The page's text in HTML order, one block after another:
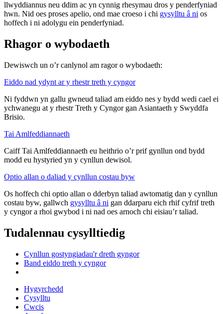
llwyddiannus neu ddim ac yn cynnig rhesymau dros y penderfyniad
hwn. Nid oes proses apelio, ond mae croeso i chi gysylltu â ni os
hoffech i ni adolygu ein penderfyniad.
Rhagor o wybodaeth
Dewiswch un o’r canlynol am ragor o wybodaeth:
Eiddo nad ydynt ar y rhestr treth y cyngor
Ni fyddwn yn gallu gwneud taliad am eiddo nes y bydd wedi cael ei
ychwanegu at y rhestr Treth y Cyngor gan Asiantaeth y Swyddfa
Brisio.
Tai Amlfeddiannaeth
Caiff Tai Amlfeddiannaeth eu heithrio o’r prif gynllun ond bydd
modd eu hystyried yn y cynllun dewisol.
Optio allan o daliad y cynllun costau byw
Os hoffech chi optio allan o dderbyn taliad awtomatig dan y cynllun
costau byw, gallwch gysylltu â ni gan ddarparu eich rhif cyfrif treth
y cyngor a rhoi gwybod i ni nad oes arnoch chi eisiau’r taliad.
Tudalennau cysylltiedig
Cynllun gostyngiadau'r dreth gyngor
Band eiddo treth y cyngor
Hygyrchedd
Cysylltu
Cwcis